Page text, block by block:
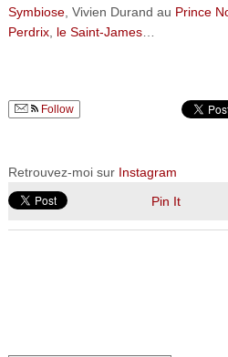
Symbiose, Vivien Durand au Prince
Perdrix, le Saint-James…
Follow
Retrouvez-moi sur Instagram
Pin It